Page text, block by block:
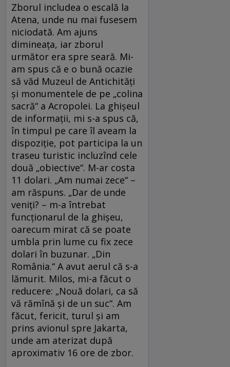
Zborul includea o escală la
Atena, unde nu mai fusesem
niciodată. Am ajuns
dimineaţa, iar zborul
următor era spre seară. Mi-
am spus că e o bună ocazie
să văd Muzeul de Antichităţi
şi monumentele de pe „colina
sacră“ a Acropolei. La ghişeul
de informaţii, mi s-a spus că,
în timpul pe care îl aveam la
dispoziţie, pot participa la un
traseu turistic incluzînd cele
două „obiective“. M-ar costa
11 dolari. „Am numai zece“ –
am răspuns. „Dar de unde
veniţi? – m-a întrebat
funcţionarul de la ghişeu,
oarecum mirat că se poate
umbla prin lume cu fix zece
dolari în buzunar. „Din
România.“ A avut aerul că s-a
lămurit. Milos, mi-a făcut o
reducere: „Nouă dolari, ca să
vă rămînă şi de un suc“. Am
făcut, fericit, turul şi am
prins avionul spre Jakarta,
unde am aterizat după
aproximativ 16 ore de zbor.